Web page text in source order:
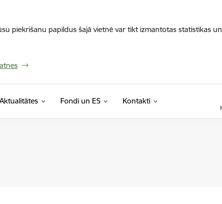
piekrišanu papildus šajā vietnē var tikt izmantotas statistikas
Aktualitātes Fondi un ES Kontakti